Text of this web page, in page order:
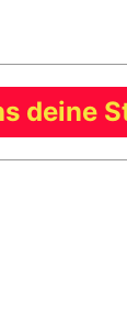
deine